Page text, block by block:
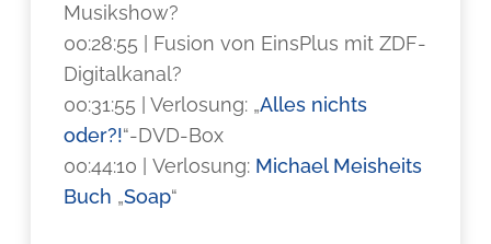
Musikshow?
00:28:55 | Fusion von EinsPlus mit ZDF-
Digitalkanal?
00:31:55 | Verlosung: „Alles nichts
oder?!“-DVD-Box
00:44:10 | Verlosung: Michael Meisheits
Buch „Soap“